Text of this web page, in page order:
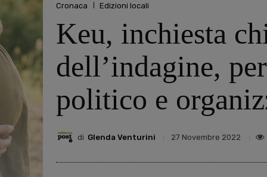
Cronaca Edizioni locali
Keu, inchiesta
dell’indagine,
politico e
di Glenda Venturini 27 Novembre 2022